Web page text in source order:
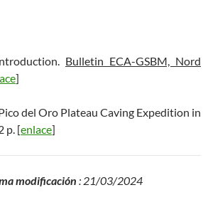
Bulletin ECA-GSBM, Nord
]
del Oro Plateau Caving Expedition in
p. [enlace]
modificación : 21/03/2024